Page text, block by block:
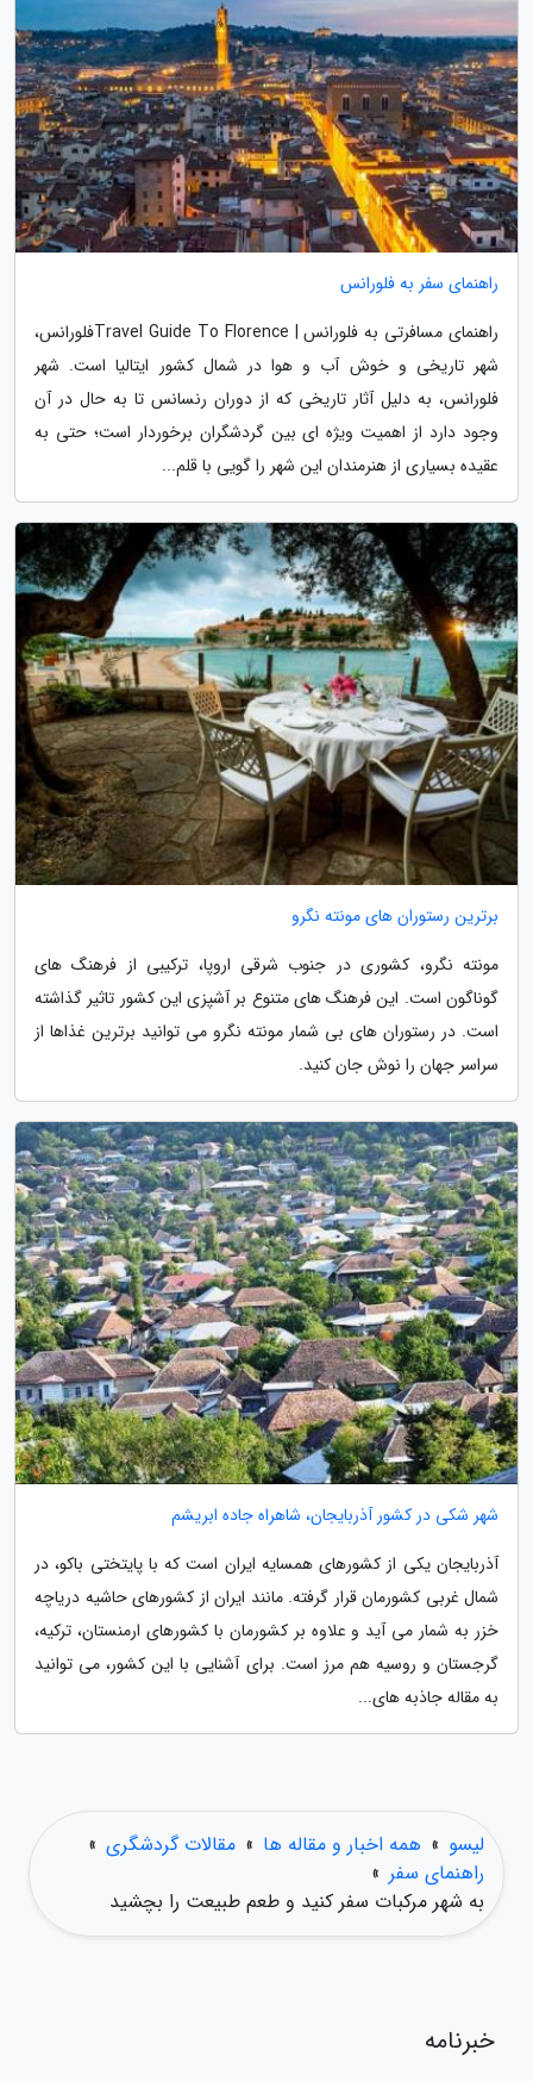
راهنمای سفر به فلورانس
راهنمای مسافرتی به فلورانس | Travel Guide To Florenceفلورانس،
شهر تاریخی و خوش آب و هوا در شمال کشور ایتالیا است. شهر
فلورانس، به دلیل آثار تاریخی که از دوران رنسانس تا به حال در آن
وجود دارد از اهمیت ویژه ای بین گردشگران برخوردار است؛ حتی به
عقیده بسیاری از هنرمندان این شهر را گویی با قلم...
برترین رستوران های مونته نگرو
مونته نگرو، کشوری در جنوب شرقی اروپا، ترکیبی از فرهنگ های
گوناگون است. این فرهنگ های متنوع بر آشپزی این کشور تاثیر گذاشته
است. در رستوران های بی شمار مونته نگرو می توانید برترین غذاها از
سراسر جهان را نوش جان کنید.
شهر شکی در کشور آذربایجان، شاهراه جاده ابریشم
آذربایجان یکی از کشورهای همسایه ایران است که با پایتختی باکو، در
شمال غربی کشورمان قرار گرفته. مانند ایران از کشورهای حاشیه دریاچه
خزر به شمار می آید و علاوه بر کشورمان با کشورهای ارمنستان، ترکیه،
گرجستان و روسیه هم مرز است. برای آشنایی با این کشور، می توانید
به مقاله جاذبه های...
لیسو » همه اخبار و مقاله ها » مقالات گردشگری »
راهنمای سفر »
به شهر مرکبات سفر کنید و طعم طبیعت را بچشید
خبرنامه